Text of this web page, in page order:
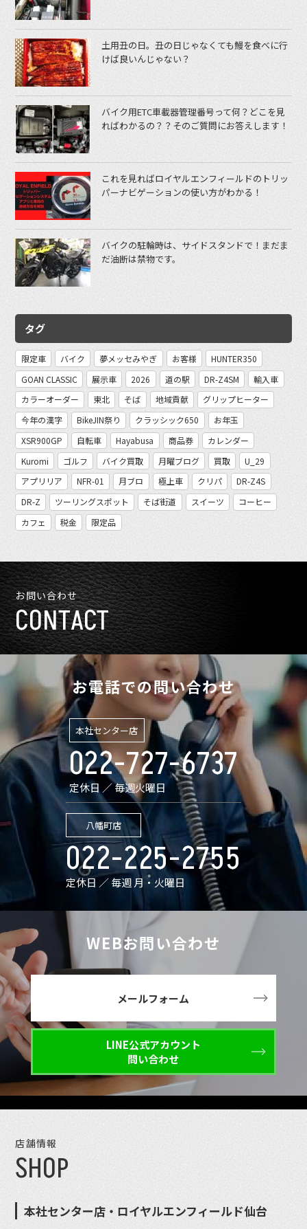
土用丑の日。丑の日じゃなくても鰻を食べに行
けば良いんじゃない？
バイク用ETC車載器管理番号って何？どこを見
ればわかるの？？そのご質問にお答えします！
これを見ればロイヤルエンフィールドのトリッ
パーナビゲーションの使い方がわかる！
バイクの駐輪時は、サイドスタンドで！まだま
だ油断は禁物です。
タグ
限定車 バイク 夢メッセみやぎ お客様
HUNTER350
GOAN CLASSIC
展示車 2026 道の駅 DR-Z4SM
輸入車
カラーオーダー
東北 そば 地域貢献
グリップヒーター
今年の漢字
BikeJIN祭り クラッシック650
お年玉
XSR900GP
自転車 Hayabusa 商品券
カレンダー
Kuromi
ゴルフ バイク買取 月曜ブログ 買取
U_29
アプリリア
NFR-01 月ブロ 極上車 クリパ
DR-Z4S
DR-Z
ツーリングスポット そば街道 スイーツ
コーヒー
カフェ
税金 限定品
お問い合わせ
CONTACT
お電話での問い合わせ
本社センター店
022-727-6737
定休日 ／ 毎週火曜日
八幡町店
022-225-2755
定休日 ／ 毎週 月・火曜日
WEBお問い合わせ
メールフォーム
LINE公式アカウント
問い合わせ
店舗情報
SHOP
本社センター店・ロイヤルエンフィールド仙台